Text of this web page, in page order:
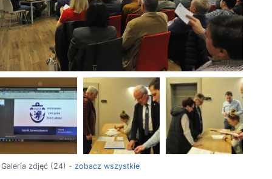
Galeria zdjęć (24) - zobacz wszystkie